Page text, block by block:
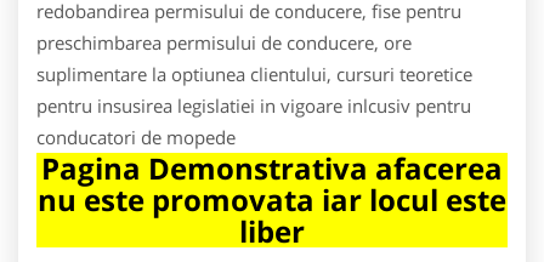
redobandirea permisului de conducere, fise pentru
preschimbarea permisului de conducere, ore
suplimentare la optiunea clientului, cursuri teoretice
pentru insusirea legislatiei in vigoare inlcusiv pentru
conducatori de mopede
Pagina Demonstrativa afacerea
nu este promovata iar locul este
liber